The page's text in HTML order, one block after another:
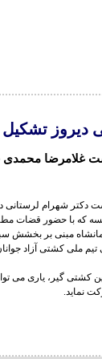
دیروز تشکیل
غلامرضا
دکتر شهرام
که با حضور قضات
مبنی بر بخشش
ملی کشتی آزاد
گیر، یاری می
نماید.